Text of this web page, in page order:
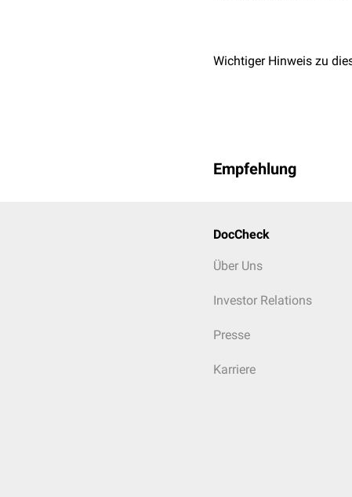
Wichtiger Hinweis zu
Empfehlung
DocCheck
Über Uns
Investor Relations
Presse
Karriere